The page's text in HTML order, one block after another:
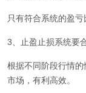
只有符合系统的盈亏
3、止盈止损系统要
根据不同阶段行情
市场，有利高效。